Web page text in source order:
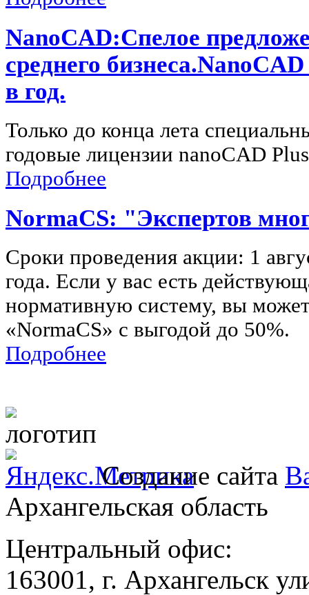
NanoCAD:Спелое
среднего
в год.
Только до конца лета
годовые лицензии nanoCAD
Подробнее
NormaCS: "Экспертов
Сроки проведения акции: 1
года. Если у вас есть
нормативную систему, вы
«NormaCS» с выгодой до 50%.
Подробнее
Создание сайта
Архангельская область
Центральный офис:
163001, г. Архангельск